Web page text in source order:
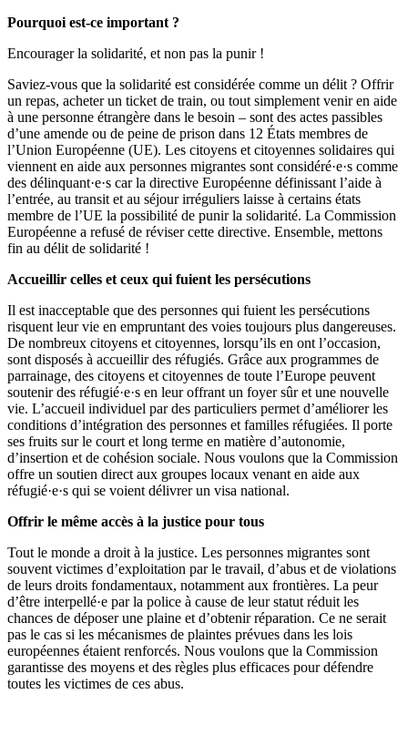
Pourquoi est-ce important ?
Encourager la solidarité, et non pas la punir !
Saviez-vous que la solidarité est considérée comme un délit ? Offrir
un repas, acheter un ticket de train, ou tout simplement venir en aide
à une personne étrangère dans le besoin – sont des actes passibles
d’une amende ou de peine de prison dans 12 États membres de
l’Union Européenne (UE). Les citoyens et citoyennes solidaires qui
viennent en aide aux personnes migrantes sont considéré·e·s comme
des délinquant·e·s car la directive Européenne définissant l’aide à
l’entrée, au transit et au séjour irréguliers laisse à certains états
membre de l’UE la possibilité de punir la solidarité. La Commission
Européenne a refusé de réviser cette directive. Ensemble, mettons
fin au délit de solidarité !
Accueillir celles et ceux qui fuient les persécutions
Il est inacceptable que des personnes qui fuient les persécutions
risquent leur vie en empruntant des voies toujours plus dangereuses.
De nombreux citoyens et citoyennes, lorsqu’ils en ont l’occasion,
sont disposés à accueillir des réfugiés. Grâce aux programmes de
parrainage, des citoyens et citoyennes de toute l’Europe peuvent
soutenir des réfugié·e·s en leur offrant un foyer sûr et une nouvelle
vie. L’accueil individuel par des particuliers permet d’améliorer les
conditions d’intégration des personnes et familles réfugiées. Il porte
ses fruits sur le court et long terme en matière d’autonomie,
d’insertion et de cohésion sociale. Nous voulons que la Commission
offre un soutien direct aux groupes locaux venant en aide aux
réfugié·e·s qui se voient délivrer un visa national.
Offrir le même accès à la justice pour tous
Tout le monde a droit à la justice. Les personnes migrantes sont
souvent victimes d’exploitation par le travail, d’abus et de violations
de leurs droits fondamentaux, notamment aux frontières. La peur
d’être interpellé·e par la police à cause de leur statut réduit les
chances de déposer une plaine et d’obtenir réparation. Ce ne serait
pas le cas si les mécanismes de plaintes prévues dans les lois
européennes étaient renforcés. Nous voulons que la Commission
garantisse des moyens et des règles plus efficaces pour défendre
toutes les victimes de ces abus.